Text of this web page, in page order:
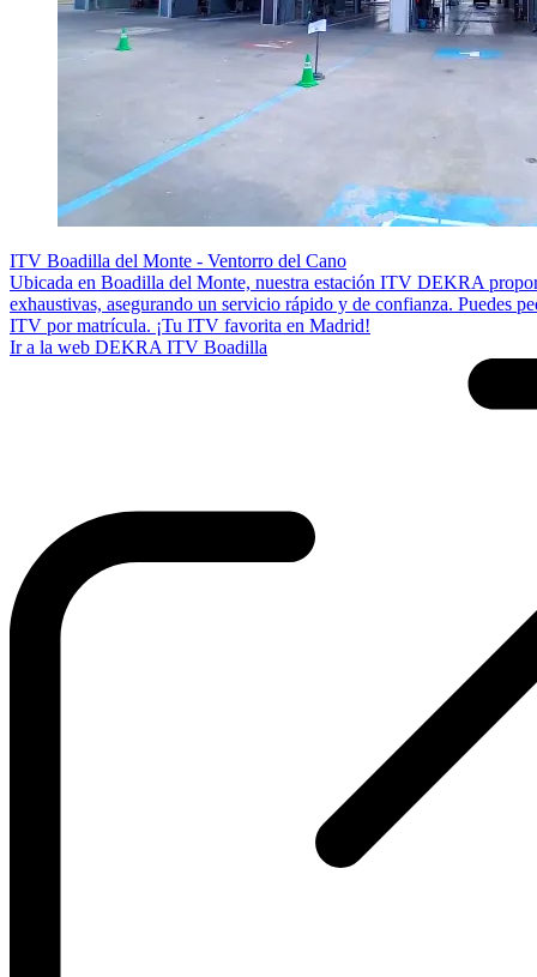
ITV Boadilla del Monte - Ventorro del Cano
Ubicada en Boadilla del Monte, nuestra estación ITV DEKRA
exhaustivas, asegurando un servicio rápido y de confianza. Puedes
ITV por matrícula. ¡Tu ITV favorita en Madrid!
Ir a la web DEKRA ITV Boadilla